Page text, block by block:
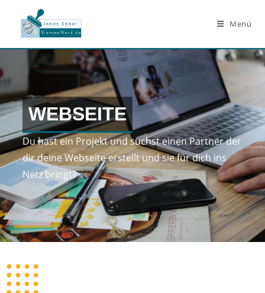
Menü
WEBSEITE
Du hast ein Projekt und suchst einen Partner der
dir deine Webseite erstellt und sie für dich ins
Netz bringt?